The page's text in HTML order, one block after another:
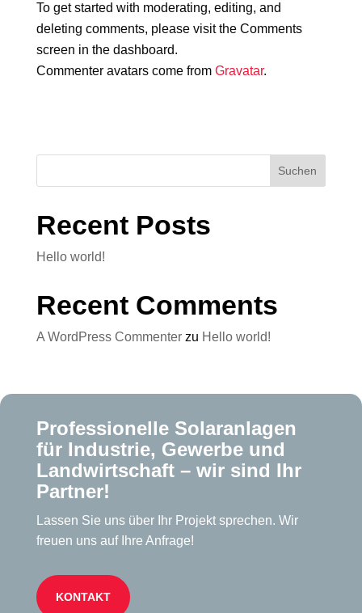
To get started with moderating, editing, and
deleting comments, please visit the Comments
screen in the dashboard.
Commenter avatars come from Gravatar.
Suchen
Recent Posts
Hello world!
Recent Comments
A WordPress Commenterzu Hello world!
Professionelle Solaranlagen
für Industrie, Gewerbe und
Landwirtschaft – wir sind Ihr
Partner!
Lassen Sie uns über Ihr Projekt sprechen. Wir
freuen uns auf Ihre Anfrage!
KONTAKT